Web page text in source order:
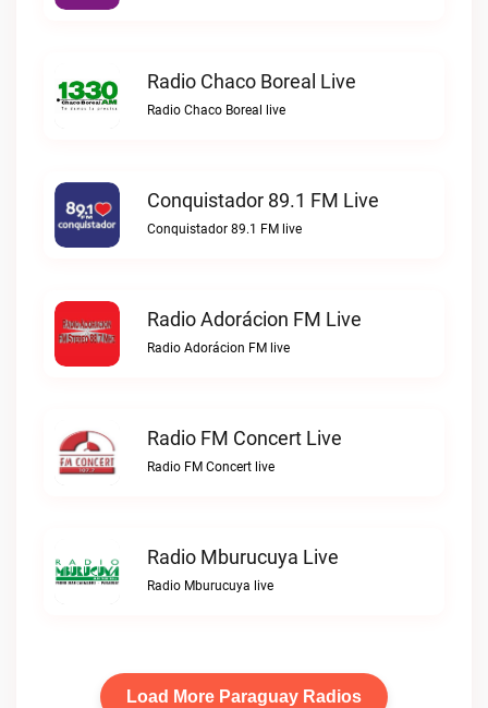
Radio Chaco Boreal Live
Radio Chaco Boreal live
Conquistador 89.1 FM Live
Conquistador 89.1 FM live
Radio Adorácion FM Live
Radio Adorácion FM live
Radio FM Concert Live
Radio FM Concert live
Radio Mburucuya Live
Radio Mburucuya live
Load More Paraguay Radios